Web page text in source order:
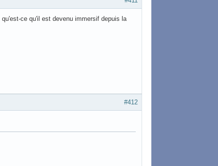
ce qu'il est devenu immersif depuis la
#412